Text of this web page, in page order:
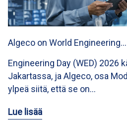
Algeco on World Engineering…
Engineering Day (WED) 2026
Jakartassa, ja Algeco, osa
ylpeä siitä, että se on…
Lue lisää